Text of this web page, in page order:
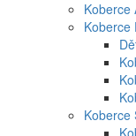
Koberce
Koberce
Koberce